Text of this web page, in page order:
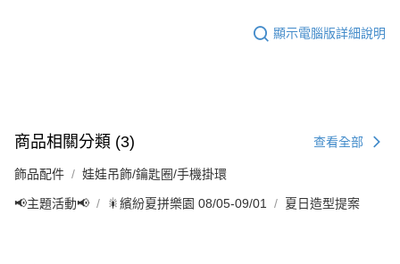
顯示電腦版詳細說明
商品相關分類 (3) 查看全部
飾品配件 娃娃吊飾/鑰匙圈/手機掛環
📢主題活動📢 🎇繽紛夏拼樂園 08/05-09/01 夏日造型提案